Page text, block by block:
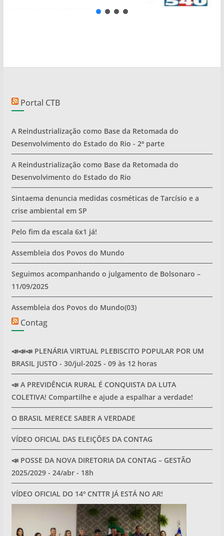
Portal CTB
A Reindustrialização como Base da Retomada do
Desenvolvimento do Estado do Rio - 2ª parte
A Reindustrialização como Base da Retomada do
Desenvolvimento do Estado do Rio
Sintaema denuncia medidas cosméticas de Tarcísio e a
crise ambiental em SP
Pelo fim da escala 6x1 já!
Assembleia dos Povos do Mundo
Seguimos acompanhando o julgamento de Bolsonaro –
11/09/2025
Assembleia dos Povos do Mundo(03)
Contag
📣📣📣 PLENÁRIA VIRTUAL PLEBISCITO POPULAR POR UM
BRASIL JUSTO - 30/jul-2025 - 09 às 12 horas
📣 A PREVIDÊNCIA RURAL É CONQUISTA DA LUTA
COLETIVA! Compartilhe e ajude a espalhar a verdade!
O BRASIL MERECE SABER A VERDADE
VÍDEO OFICIAL DAS ELEIÇÕES DA CONTAG
📣 POSSE DA NOVA DIRETORIA DA CONTAG – GESTÃO
2025/2029 - 24/abr - 18h
VÍDEO OFICIAL DO 14º CNTTR JÁ ESTÁ NO AR!